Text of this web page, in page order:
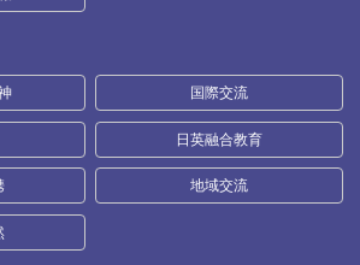
国際交流
日英融合教育
地域交流